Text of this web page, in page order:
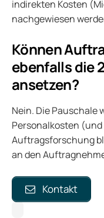
indirekten Kosten
nachgewiesen
Können
ebenfalls die
ansetzen?
Nein. Die Pauschale
Personalkosten
Auftragsforschung
an den
Kontakt